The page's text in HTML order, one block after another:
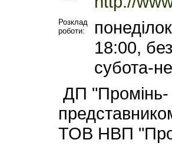
Розклад
роботи:
18:00,
субота-
ДП "Промінь-
ТОВ НВП